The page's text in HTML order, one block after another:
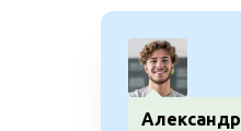
Александр